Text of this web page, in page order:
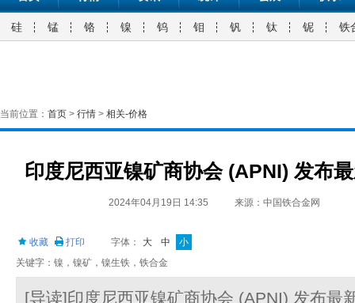
硅 锰 铬 镍 钨 钼 钒 钛 铌 铁
当前位置： 首页 > 行情 > 相关-价格
印度尼西亚镍矿商协会 (APNI) 发布
2024年04月19日 14:35 来源：中国铁合金网
收藏 打印 字体： 大 中
小
关键字：镍，镍矿，镍生铁，铁合金
[导读]印度尼西亚镍矿商协会 (APNI) 发布最